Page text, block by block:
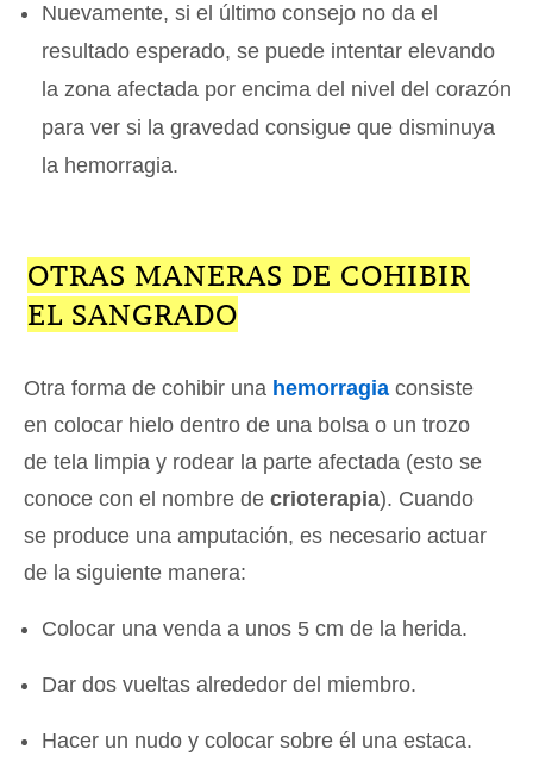
Nuevamente, si el último consejo no da el
resultado esperado, se puede intentar elevando
la zona afectada por encima del nivel del corazón
para ver si la gravedad consigue que disminuya
la hemorragia.
OTRAS MANERAS DE COHIBIR
EL SANGRADO
Otra forma de cohibir una hemorragia consiste
en colocar hielo dentro de una bolsa o un trozo
de tela limpia y rodear la parte afectada (esto se
conoce con el nombre de crioterapia). Cuando
se produce una amputación, es necesario actuar
de la siguiente manera:
Colocar una venda a unos 5 cm de la herida.
Dar dos vueltas alrededor del miembro.
Hacer un nudo y colocar sobre él una estaca.